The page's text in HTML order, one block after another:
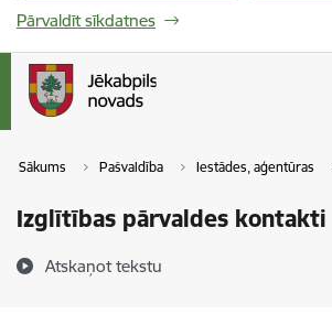
Pārvaldīt sīkdatnes
Sākums Pašvaldība Iestādes, aģentūras
Izglītības pārvaldes kontakti
Atskaņot tekstu